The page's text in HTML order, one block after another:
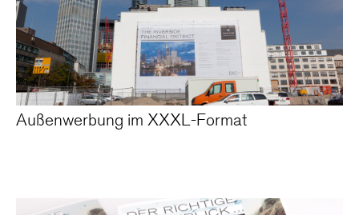
Außenwerbung im XXXL-Format